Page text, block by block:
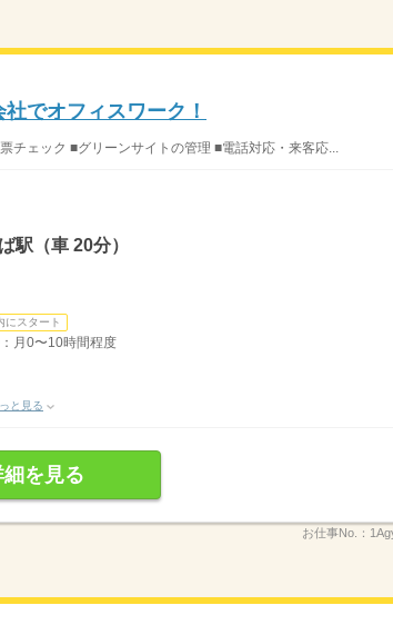
でオフィスワーク！
チェック ■グリーンサイトの管理 ■電話対応・来客応...
駅（車 20分）
にスタート
月0〜10時間程度
と見る
を見る
お仕事No.：